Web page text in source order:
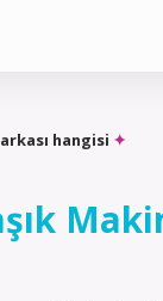
hangisi